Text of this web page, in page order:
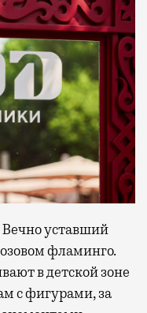
Вечно уставший
фламинго.
в детской зоне
с фигурами, за